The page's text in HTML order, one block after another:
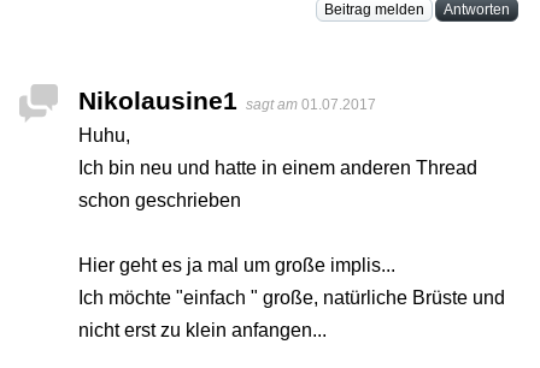
Beitrag melden Antworten
Nikolausine1 sagt am 01.07.2017
Huhu,
Ich bin neu und hatte in einem anderen Thread
schon geschrieben
Hier geht es ja mal um große implis...
Ich möchte "einfach " große, natürliche Brüste und
nicht erst zu klein anfangen...